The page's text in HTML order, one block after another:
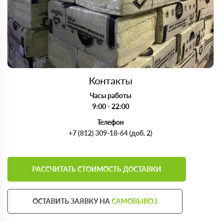
Контакты
Часы работы
9:00 - 22:00
Телефон
+7 (812) 309-18-64 (доб. 2)
РАССЧИТАТЬ СТОИМОСТЬ ДОСТАВКИ
ОСТАВИТЬ ЗАЯВКУ НАСАМОВЫВОЗ